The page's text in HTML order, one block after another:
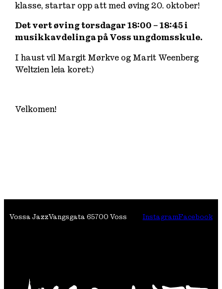
klasse, startar opp att med øving 20. oktober!
Det vert øving torsdagar 18:00 – 18:45 i
musikkavdelinga på Voss ungdomsskule.
I haust vil Margit Mørkve og Marit Weenberg
Weltzien leia koret:)
Velkomen!
Vossa JazzVangsgata 65700 Voss InstagramFacebook